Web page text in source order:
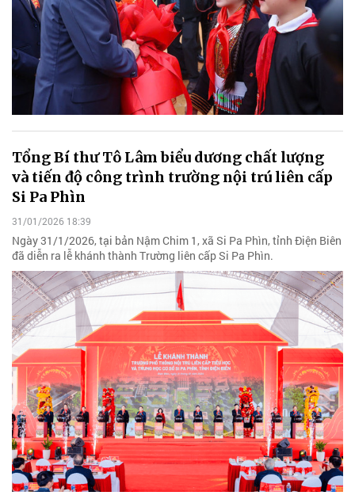
Tổng Bí thư Tô Lâm biểu dương chất lượng
và tiến độ công trình trường nội trú liên cấp
Si Pa Phìn
31/01/2026 18:39
Ngày 31/1/2026, tại bản Nậm Chim 1, xã Si Pa Phìn, tỉnh Điện Biên
đã diễn ra lễ khánh thành Trường liên cấp Si Pa Phìn.